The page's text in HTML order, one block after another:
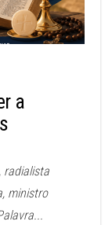
a
radialista
ministro